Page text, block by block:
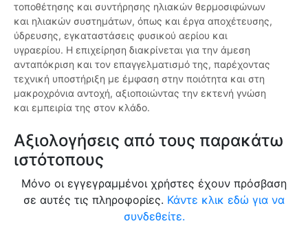
τοποθέτησης και συντήρησης ηλιακών θερμοσιφώνων
και ηλιακών συστημάτων, όπως και έργα αποχέτευσης,
ύδρευσης, εγκαταστάσεις φυσικού αερίου και
υγραερίου. Η επιχείρηση διακρίνεται για την άμεση
ανταπόκριση και τον επαγγελματισμό της, παρέχοντας
τεχνική υποστήριξη με έμφαση στην ποιότητα και στη
μακροχρόνια αντοχή, αξιοποιώντας την εκτενή γνώση
και εμπειρία της στον κλάδο.
Αξιολογήσεις από τους παρακάτω
ιστότοπους
Μόνο οι εγγεγραμμένοι χρήστες έχουν πρόσβαση
σε αυτές τις πληροφορίες. Κάντε κλικ εδώ για να
συνδεθείτε.